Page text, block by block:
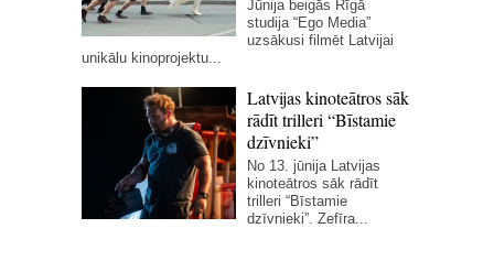
Jūnija beigās Rīgā
studija “Ego Media”
uzsākusi filmēt Latvijai
unikālu kinoprojektu...
Latvijas kinoteātros sāk
rādīt trilleri “Bīstamie
dzīvnieki”
No 13. jūnija Latvijas
kinoteātros sāk rādīt
trilleri “Bīstamie
dzīvnieki”. Zefīra...